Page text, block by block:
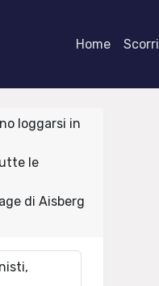
Home Scorri
loggarsi in
le
di Aisberg